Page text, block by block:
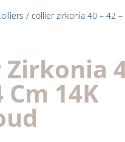
/ collier zirkonia 40 – 42
Cm 14K